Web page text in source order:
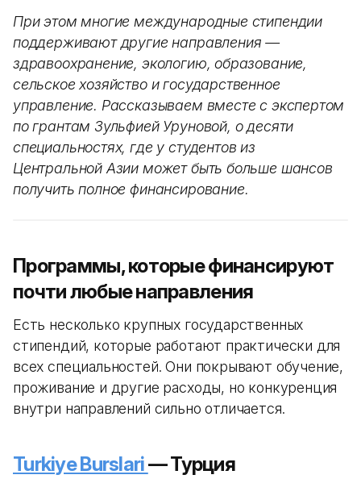
При этом многие международные стипендии
поддерживают другие направления —
здравоохранение, экологию, образование,
сельское хозяйство и государственное
управление. Рассказываем вместе с экспертом
по грантам Зульфией Уруновой, о десяти
специальностях, где у студентов из
Центральной Азии может быть больше шансов
получить полное финансирование.
Программы, которые финансируют
почти любые направления
Есть несколько крупных государственных
стипендий, которые работают практически для
всех специальностей. Они покрывают обучение,
проживание и другие расходы, но конкуренция
внутри направлений сильно отличается.
Turkiye Burslari— Турция